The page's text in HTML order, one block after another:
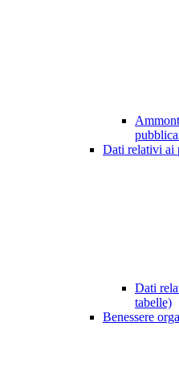
Dati relativi ai
Dati
tabelle)
Benessere